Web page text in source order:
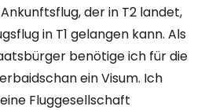
der in T2 landet,
in T1 gelangen kann. Als
benötige ich für die
ein Visum. Ich
Fluggesellschaft